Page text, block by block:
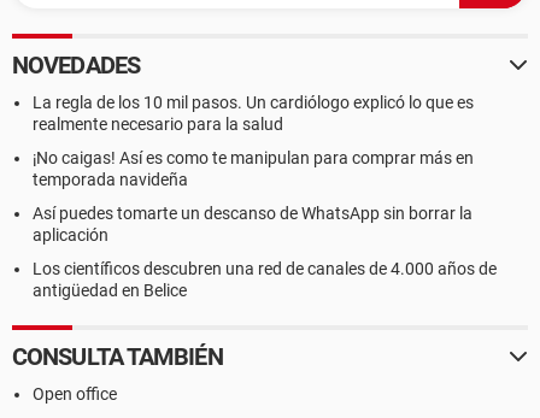
NOVEDADES
La regla de los 10 mil pasos. Un cardiólogo explicó lo que es
realmente necesario para la salud
¡No caigas! Así es como te manipulan para comprar más en
temporada navideña
Así puedes tomarte un descanso de WhatsApp sin borrar la
aplicación
Los científicos descubren una red de canales de 4.000 años de
antigüedad en Belice
CONSULTA TAMBIÉN
Open office